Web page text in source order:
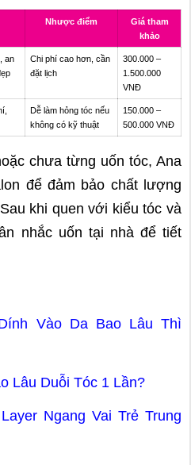
Nhược điểm
Giá tham
khảo
an
Chi phí cao hơn, cần
đặt lịch
300.000 –
1.500.000
VNĐ
Dễ làm hỏng tóc nếu
không có kỹ thuật
150.000 –
500.000 VNĐ
chưa từng uốn tóc, Ana
để đảm bảo chất lượng
khi quen với kiểu tóc và
nhắc uốn tại nhà để tiết
Vào Da Bao Lâu Thì
Lâu Duỗi Tóc 1 Lần?
Ngang Vai Trẻ Trung